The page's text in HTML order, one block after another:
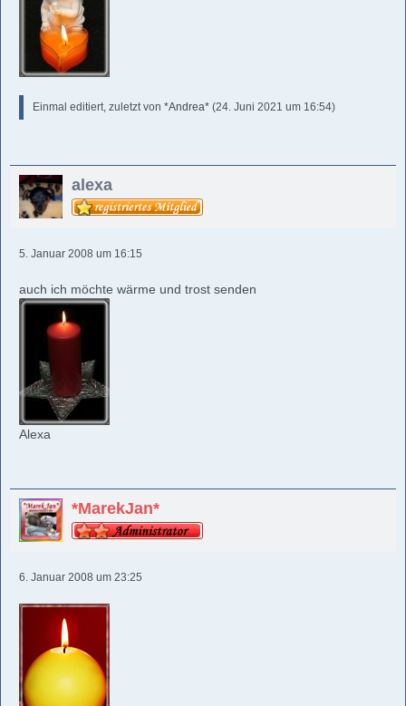
Einmal editiert, zuletzt von *Andrea* (24. Juni 2021 um 16:54)
alexa
5. Januar 2008 um 16:15
auch ich möchte wärme und trost senden
Alexa
*MarekJan*
6. Januar 2008 um 23:25